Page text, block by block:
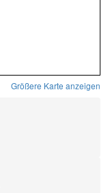
Größere Karte anzeigen